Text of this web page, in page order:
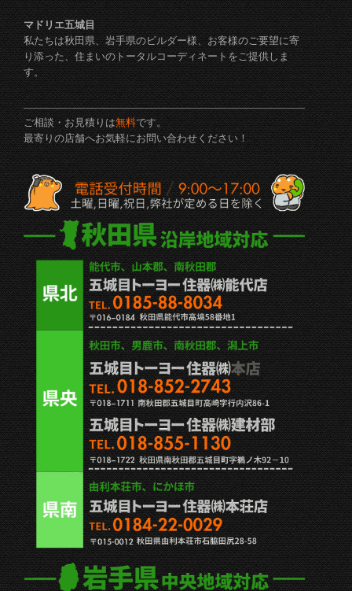
マドリエ五城目
私たちは秋田県、岩手県のビルダー様、お客様のご要望に寄
り添った、住まいのトータルコーディネートをご提供しま
す。
ご相談・お見積りは無料です。
最寄りの店舗へお気軽にお問い合わせください！